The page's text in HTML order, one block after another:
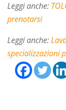
Leggi anche:
prenotarsi
Leggi anche:
specializzazioni